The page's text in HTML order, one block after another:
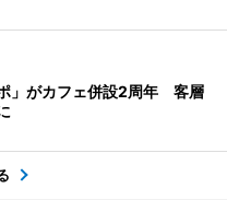
」がカフェ併設2周年 客層